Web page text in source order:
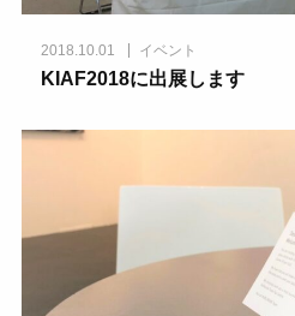
2018.10.01 イベント
KIAF2018に出展します